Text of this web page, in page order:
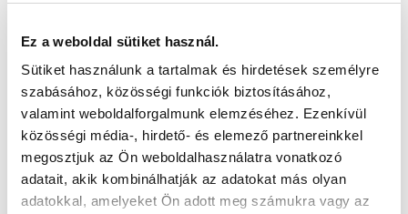
Ez a weboldal sütiket használ.
Sütiket használunk a tartalmak és hirdetések személyre
szabásához, közösségi funkciók biztosításához,
valamint weboldalforgalmunk elemzéséhez. Ezenkívül
közösségi média-, hirdető- és elemező partnereinkkel
megosztjuk az Ön weboldalhasználatra vonatkozó
adatait, akik kombinálhatják az adatokat más olyan
adatokkal, amelyeket Ön adott meg számukra vagy az
ÚJRA A VÁLOGATOTTBAN
Az U18-as nemzeti csapatba, illetve az U16-os
perspektív válogatottba is több játékost adunk.